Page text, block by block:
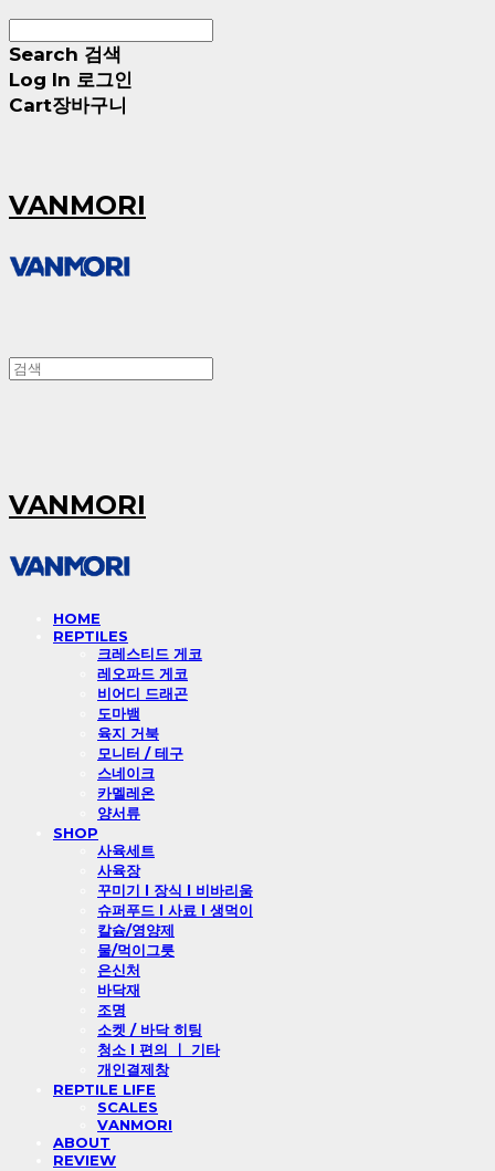
Search 검색
Log In 로그인
Cart장바구니
VANMORI
VANMORI
HOME
REPTILES
크레스티드 게코
레오파드 게코
비어디 드래곤
도마뱀
육지 거북
모니터 / 테구
스네이크
카멜레온
양서류
SHOP
사육세트
사육장
꾸미기 l 장식 l 비바리움
슈퍼푸드 l 사료 l 생먹이
칼슘/영양제
물/먹이그릇
은신처
바닥재
조명
소켓 / 바닥 히팅
청소 l 편의 ㅣ 기타
개인결제창
REPTILE LIFE
SCALES
VANMORI
ABOUT
REVIEW